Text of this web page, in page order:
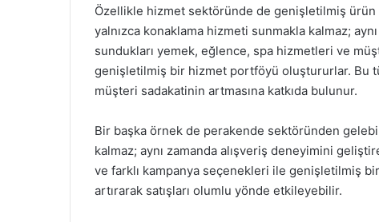
Özellikle hizmet sektöründe de genişletilmiş
yalnızca konaklama hizmeti sunmakla kalmaz;
sundukları yemek, eğlence, spa hizmetleri ve
genişletilmiş bir hizmet portföyü oluştururlar. Bu
müşteri sadakatinin artmasına katkıda bulunur.
Bir başka örnek de perakende sektöründen
kalmaz; aynı zamanda alışveriş deneyimini
ve farklı kampanya seçenekleri ile genişletilmiş
artırarak satışları olumlu yönde etkileyebilir.